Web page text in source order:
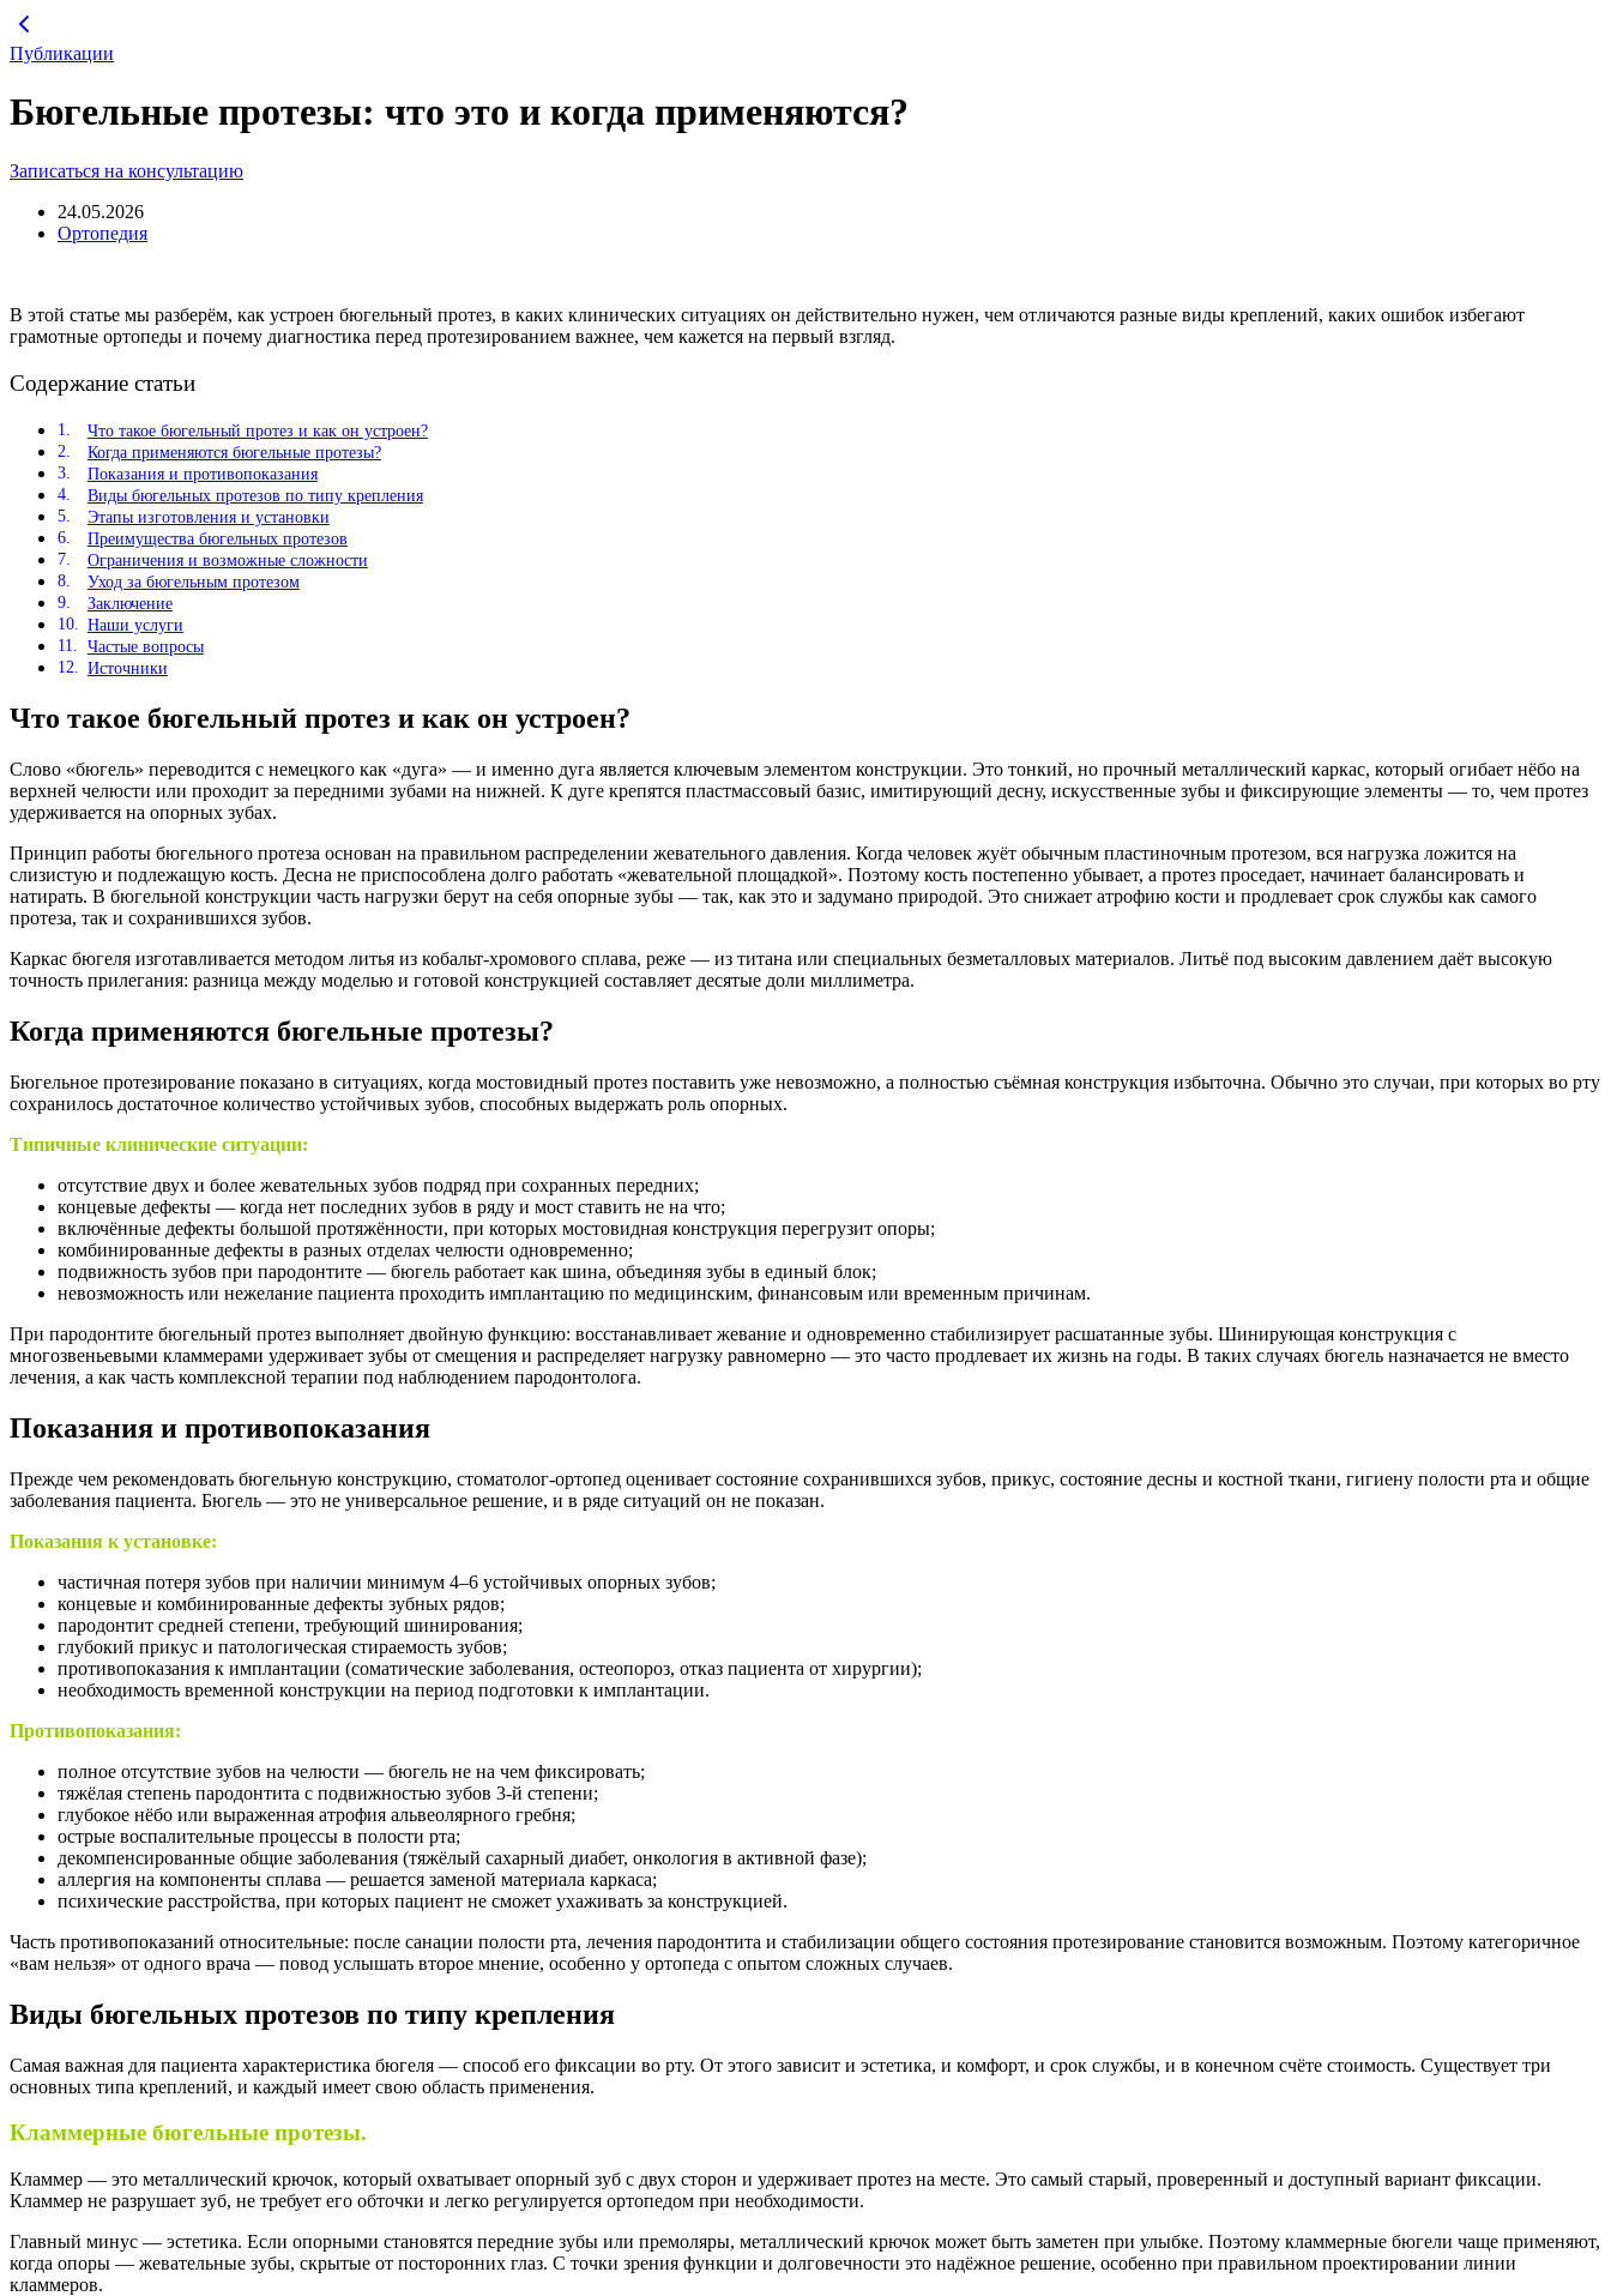
Перейти
содержимому
Публикации
Бюгельные протезы: что это и когда применяются?
Записаться на консультацию
24.05.2026
Ортопедия
В этой статье мы разберём, как устроен бюгельный протез, в каких клинических ситуациях он действительно нужен, чем отличаются разные виды креплений, каких ошибок избегают
грамотные ортопеды и почему диагностика перед протезированием важнее, чем кажется на первый взгляд.
Содержание статьи
Что такое бюгельный протез и как он устроен?
Когда применяются бюгельные протезы?
Показания и противопоказания
Виды бюгельных протезов по типу крепления
Этапы изготовления и установки
Преимущества бюгельных протезов
Ограничения и возможные сложности
Уход за бюгельным протезом
Заключение
Наши услуги
Частые вопросы
Источники
Что такое бюгельный протез и как он устроен?
Слово «бюгель» переводится с немецкого как «дуга» — и именно дуга является ключевым элементом конструкции. Это тонкий, но прочный металлический каркас, который огибает нёбо на
верхней челюсти или проходит за передними зубами на нижней. К дуге крепятся пластмассовый базис, имитирующий десну, искусственные зубы и фиксирующие элементы — то, чем протез
удерживается на опорных зубах.
Принцип работы бюгельного протеза основан на правильном распределении жевательного давления. Когда человек жуёт обычным пластиночным протезом, вся нагрузка ложится на
слизистую и подлежащую кость. Десна не приспособлена долго работать «жевательной площадкой». Поэтому кость постепенно убывает, а протез проседает, начинает балансировать и
натирать. В бюгельной конструкции часть нагрузки берут на себя опорные зубы — так, как это и задумано природой. Это снижает атрофию кости и продлевает срок службы как самого
протеза, так и сохранившихся зубов.
Каркас бюгеля изготавливается методом литья из кобальт-хромового сплава, реже — из титана или специальных безметалловых материалов. Литьё под высоким давлением даёт высокую
точность прилегания: разница между моделью и готовой конструкцией составляет десятые доли миллиметра.
Когда применяются бюгельные протезы?
Бюгельное протезирование показано в ситуациях, когда мостовидный протез поставить уже невозможно, а полностью съёмная конструкция избыточна. Обычно это случаи, при которых во рту
сохранилось достаточное количество устойчивых зубов, способных выдержать роль опорных.
Типичные клинические ситуации:
отсутствие двух и более жевательных зубов подряд при сохранных передних;
концевые дефекты — когда нет последних зубов в ряду и мост ставить не на что;
включённые дефекты большой протяжённости, при которых мостовидная конструкция перегрузит опоры;
комбинированные дефекты в разных отделах челюсти одновременно;
подвижность зубов при пародонтите — бюгель работает как шина, объединяя зубы в единый блок;
невозможность или нежелание пациента проходить имплантацию по медицинским, финансовым или временным причинам.
При пародонтите бюгельный протез выполняет двойную функцию: восстанавливает жевание и одновременно стабилизирует расшатанные зубы. Шинирующая конструкция с
многозвеньевыми кламмерами удерживает зубы от смещения и распределяет нагрузку равномерно — это часто продлевает их жизнь на годы. В таких случаях бюгель назначается не вместо
лечения, а как часть комплексной терапии под наблюдением пародонтолога.
Показания и противопоказания
Прежде чем рекомендовать бюгельную конструкцию, стоматолог-ортопед оценивает состояние сохранившихся зубов, прикус, состояние десны и костной ткани, гигиену полости рта и общие
заболевания пациента. Бюгель — это не универсальное решение, и в ряде ситуаций он не показан.
Показания к установке:
частичная потеря зубов при наличии минимум 4–6 устойчивых опорных зубов;
концевые и комбинированные дефекты зубных рядов;
пародонтит средней степени, требующий шинирования;
глубокий прикус и патологическая стираемость зубов;
противопоказания к имплантации (соматические заболевания, остеопороз, отказ пациента от хирургии);
необходимость временной конструкции на период подготовки к имплантации.
Противопоказания:
полное отсутствие зубов на челюсти — бюгель не на чем фиксировать;
тяжёлая степень пародонтита с подвижностью зубов 3-й степени;
глубокое нёбо или выраженная атрофия альвеолярного гребня;
острые воспалительные процессы в полости рта;
декомпенсированные общие заболевания (тяжёлый сахарный диабет, онкология в активной фазе);
аллергия на компоненты сплава — решается заменой материала каркаса;
психические расстройства, при которых пациент не сможет ухаживать за конструкцией.
Часть противопоказаний относительные: после санации полости рта, лечения пародонтита и стабилизации общего состояния протезирование становится возможным. Поэтому категоричное
«вам нельзя» от одного врача — повод услышать второе мнение, особенно у ортопеда с опытом сложных случаев.
Виды бюгельных протезов по типу крепления
Самая важная для пациента характеристика бюгеля — способ его фиксации во рту. От этого зависит и эстетика, и комфорт, и срок службы, и в конечном счёте стоимость. Существует три
основных типа креплений, и каждый имеет свою область применения.
Кламмерные бюгельные протезы.
Кламмер — это металлический крючок, который охватывает опорный зуб с двух сторон и удерживает протез на месте. Это самый старый, проверенный и доступный вариант фиксации.
Кламмер не разрушает зуб, не требует его обточки и легко регулируется ортопедом при необходимости.
Главный минус — эстетика. Если опорными становятся передние зубы или премоляры, металлический крючок может быть заметен при улыбке. Поэтому кламмерные бюгели чаще применяют,
когда опоры — жевательные зубы, скрытые от посторонних глаз. С точки зрения функции и долговечности это надёжное решение, особенно при правильном проектировании линии
кламмеров.